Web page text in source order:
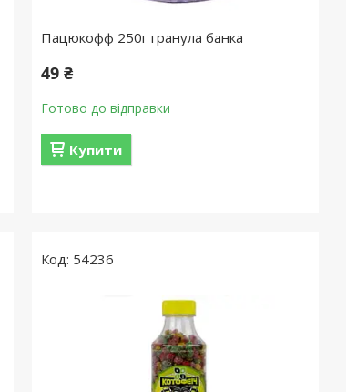
Пацюкофф 250г гранула банка
49 ₴
Готово до відправки
Купити
54236